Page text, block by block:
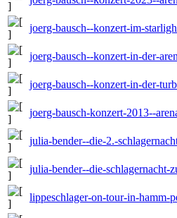
joerg-bausch--konzert-im-
joerg-bausch--konzert-in-der-
joerg-bausch--konzert-in-der-
joerg-bausch-konzert-2013--
julia-bender--die-2.-
julia-bender--die-schlagernacht-
lippeschlager-on-tour-in-hamm-